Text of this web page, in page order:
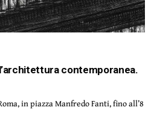
contemporanea.
in piazza Manfredo Fanti, fino all’8